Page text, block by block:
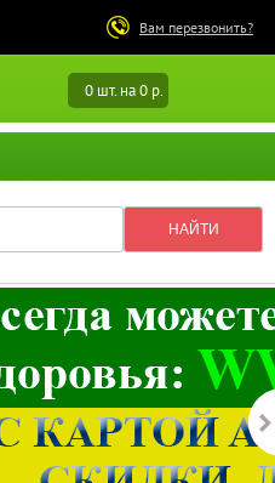
Вам перезвонить?
0 шт. на 0 р.